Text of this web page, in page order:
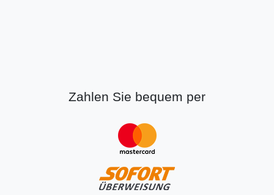
Zahlen Sie bequem per